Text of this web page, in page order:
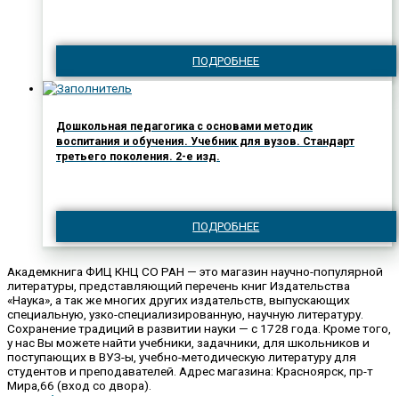
ПОДРОБНЕЕ
Дошкольная педагогика с основами методик
воспитания и обучения. Учебник для вузов. Стандарт
третьего поколения. 2-е изд.
ПОДРОБНЕЕ
Академкнига ФИЦ КНЦ СО РАН — это магазин научно-популярной
литературы, представляющий перечень книг Издательства
«Наука», а так же многих других издательств, выпускающих
специальную, узко-специализированную, научную литературу.
Сохранение традиций в развитии науки — с 1728 года. Кроме того,
у нас Вы можете найти учебники, задачники, для школьников и
поступающих в ВУЗ-ы, учебно-методическую литературу для
студентов и преподавателей. Адрес магазина: Красноярск, пр-т
Мира,66 (вход со двора).